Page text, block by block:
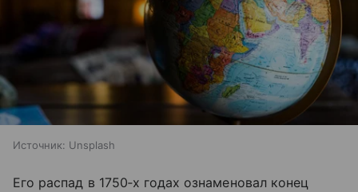
Источник: Unsplash
Его распад в 1750‑х годах ознаменовал конец